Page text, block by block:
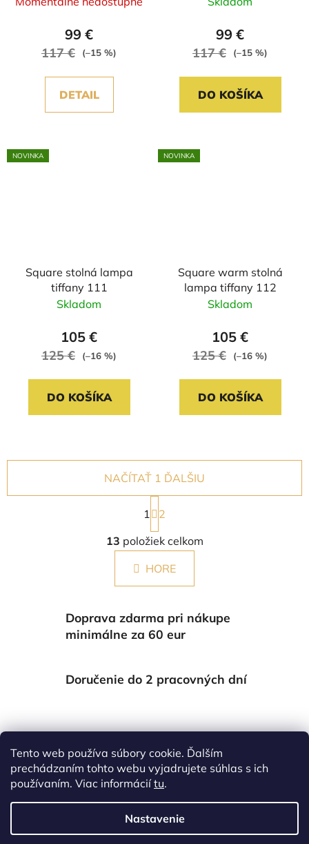
Tento web používa súbory cookie. Ďalším
prechádzaním tohto webu vyjadrujete súhlas s ich
používaním. Viac informáciítu.
Nastavenie
sklo/kov,40W
99 €
117 € (–15 %)
DETAIL
sklo/kov,40W
99 €
117 € (–15 %)
DO KOŠÍKA
NOVINKA
Square stolná lampa
tiffany 111
Skladom
105 €
125 € (–16 %)
DO KOŠÍKA
NOVINKA
Square warm stolná
lampa tiffany 112
Skladom
105 €
125 € (–16 %)
DO KOŠÍKA
O
v
l
á
d
c
i
r
y
ý
p
i
s
u
NAČÍTAŤ 1 ĎALŠIU
S
t
r
á
n
k
n
i
1
2
13 položiek celkom
HORE
Doprava zdarma pri nákupe
minimálne za 60 eur
Doručenie do 2 pracovných dní
Skladom